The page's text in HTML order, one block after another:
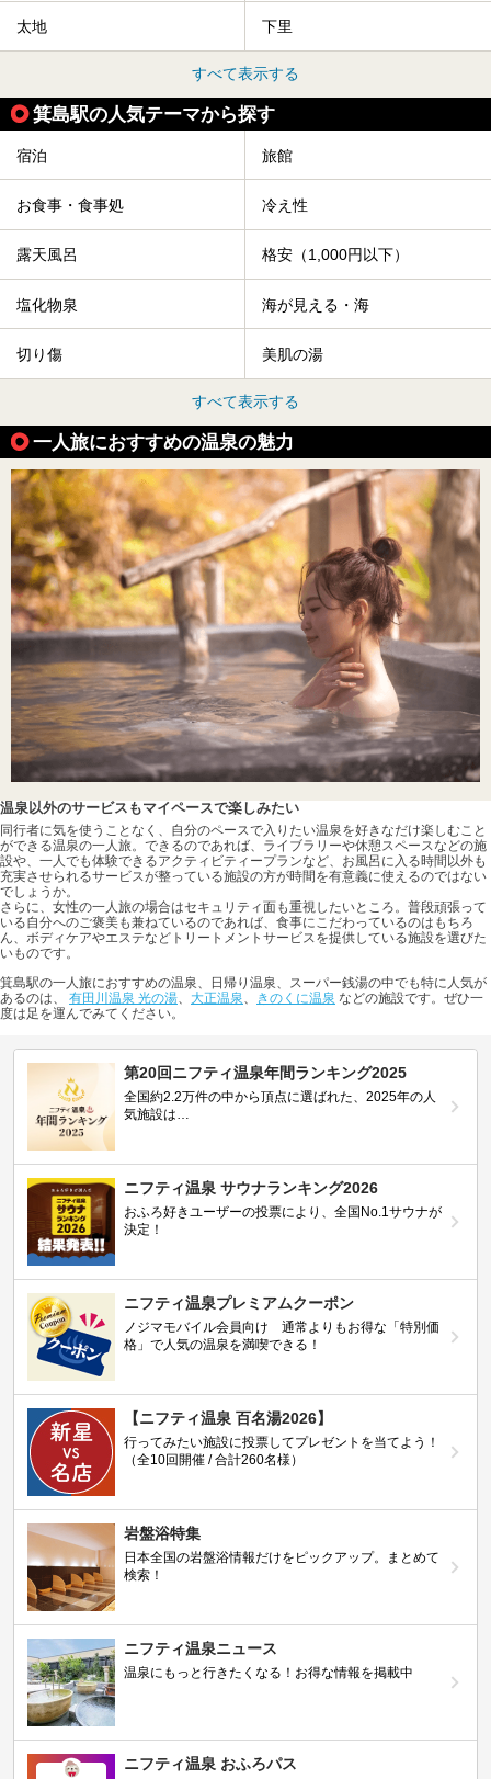
太地 下里
すべて表示する
箕島駅の人気テーマから探す
宿泊 旅館
お食事・食事処 冷え性
露天風呂 格安（1,000円以下）
塩化物泉 海が見える・海
切り傷 美肌の湯
すべて表示する
一人旅におすすめの温泉の魅力
温泉以外のサービスもマイペースで楽しみたい
同行者に気を使うことなく、自分のペースで入りたい温泉を好きなだけ楽しむこと
ができる温泉の一人旅。できるのであれば、ライブラリーや休憩スペースなどの施
設や、一人でも体験できるアクティビティープランなど、お風呂に入る時間以外も
充実させられるサービスが整っている施設の方が時間を有意義に使えるのではない
でしょうか。
さらに、女性の一人旅の場合はセキュリティ面も重視したいところ。普段頑張って
いる自分へのご褒美も兼ねているのであれば、食事にこだわっているのはもちろ
ん、ボディケアやエステなどトリートメントサービスを提供している施設を選びた
いものです。
箕島駅の一人旅におすすめの温泉、日帰り温泉、スーパー銭湯の中でも特に人気が
あるのは、 有田川温泉 光の湯、 大正温泉、 きのくに温泉 などの施設です。ぜひ一
度は足を運んでみてください。
第20回ニフティ温泉年間ランキング2025
全国約2.2万件の中から頂点に選ばれた、2025年の人
気施設は…
ニフティ温泉 サウナランキング2026
おふろ好きユーザーの投票により、全国No.1サウナが
決定！
ニフティ温泉プレミアムクーポン
ノジマモバイル会員向け 通常よりもお得な「特別価
格」で人気の温泉を満喫できる！
【ニフティ温泉 百名湯2026】
行ってみたい施設に投票してプレゼントを当てよう！
（全10回開催 / 合計260名様）
岩盤浴特集
日本全国の岩盤浴情報だけをピックアップ。まとめて
検索！
ニフティ温泉ニュース
温泉にもっと行きたくなる！お得な情報を掲載中
ニフティ温泉 おふろパス